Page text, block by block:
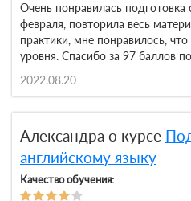
Очень понравилась
февраля, повторила весь
практики, мне понравилось,
уровня. Спасибо за 97 баллов
2022.08.20
Александра о курсе
английскому языку
Качество обучения: